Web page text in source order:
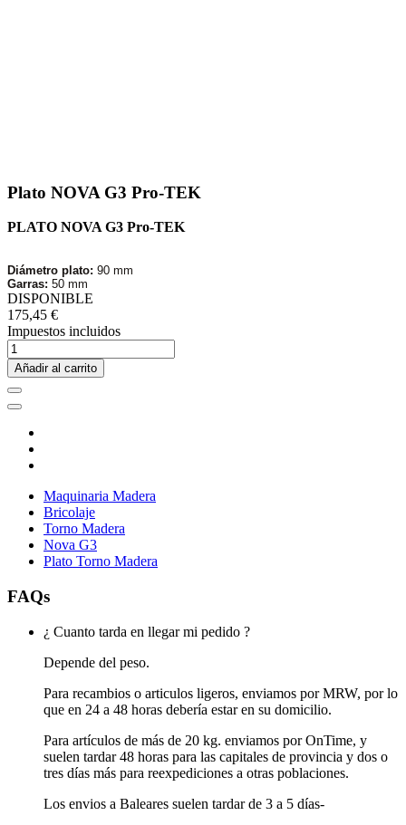
Plato NOVA G3 Pro-TEK
PLATO NOVA G3 Pro-TEK
Diámetro plato: 90 mm
Garras: 50 mm
DISPONIBLE
175,45 €
Impuestos incluidos
Añadir al carrito
Maquinaria Madera
Bricolaje
Torno Madera
Nova G3
Plato Torno Madera
FAQs
¿ Cuanto tarda en llegar mi pedido ?
Depende del peso.
Para recambios o articulos ligeros, enviamos por MRW, por lo
que en 24 a 48 horas debería estar en su domicilio.
Para artículos de más de 20 kg. enviamos por OnTime, y
suelen tardar 48 horas para las capitales de provincia y dos o
tres días más para reexpediciones a otras poblaciones.
Los envios a Baleares suelen tardar de 3 a 5 días-